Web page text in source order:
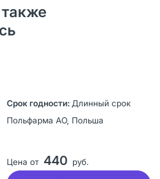
Длинный срок
Польфарма АО, Польша
Цена от 440 руб.